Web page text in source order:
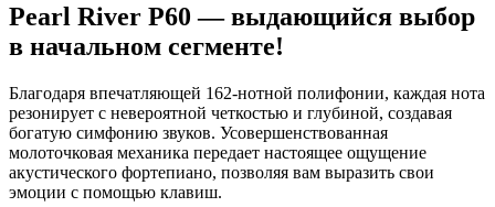
Pearl River P60 — выдающийся выбор
в начальном сегменте!
Благодаря впечатляющей 162-нотной полифонии, каждая нота
резонирует с невероятной четкостью и глубиной, создавая
богатую симфонию звуков. Усовершенствованная
молоточковая механика передает настоящее ощущение
акустического фортепиано, позволяя вам выразить свои
эмоции с помощью клавиш.